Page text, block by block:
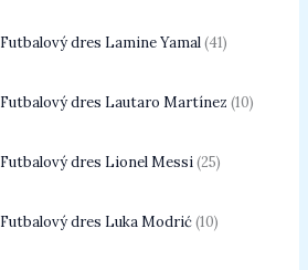
Futbalový dres Lamine Yamal 41
Futbalový dres Lautaro Martínez 10
Futbalový dres Lionel Messi 25
Futbalový dres Luka Modrić 10